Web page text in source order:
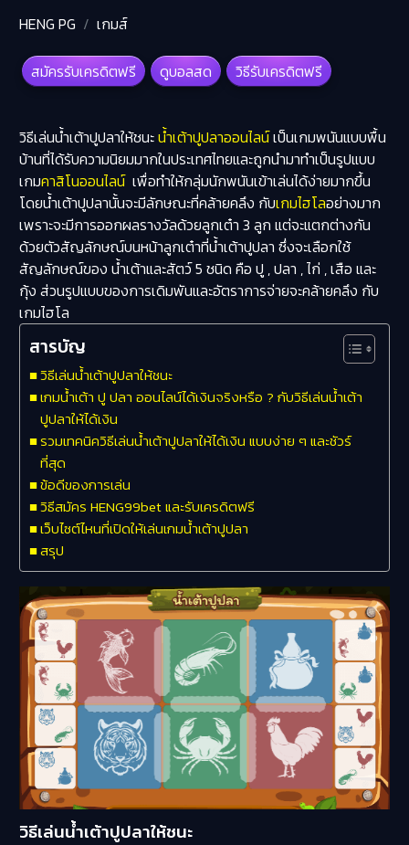
HENG PG เกมส์
สมัครรับเครดิตฟรี ดูบอลสด วิธีรับเครดิตฟรี
วิธีเล่นน้ำเต้าปูปลาให้ชนะน้ำเต้าปูปลาออนไลน์เป็นเกมพนันแบบพื้น
บ้านที่ได้รับความนิยมมากในประเทศไทยและถูกนำมาทำเป็นรูปแบบ
เกมคาสิโนออนไลน์เพื่อทำให้กลุ่มนักพนันเข้าเล่นได้ง่ายมากขึ้น
โดยน้ำเต้าปูปลานั้นจะมีลักษณะที่คล้ายคลึง กับเกมไฮโลอย่างมาก
เพราะจะมีการออกผลรางวัลด้วยลูกเต๋า 3 ลูก แต่จะแตกต่างกัน
ด้วยตัวสัญลักษณ์บนหน้าลูกเต๋าที่น้ำเต้าปูปลา ซึ่งจะเลือกใช้
สัญลักษณ์ของ น้ำเต้าและสัตว์ 5 ชนิด คือ ปู , ปลา , ไก่ , เสือ และ
กุ้ง ส่วนรูปแบบของการเดิมพันและอัตราการจ่ายจะคล้ายคลึง กับ
เกมไฮโล
สารบัญ
วิธีเล่นน้ำเต้าปูปลาให้ชนะ
เกมน้ำเต้า ปู ปลา ออนไลน์ได้เงินจริงหรือ ? กับวิธีเล่นน้ำเต้า
ปูปลาให้ได้เงิน
รวมเทคนิควิธีเล่นน้ำเต้าปูปลาให้ได้เงิน แบบง่าย ๆ และชัวร์
ที่สุด
ข้อดีของการเล่น
วิธีสมัคร HENG99bet และรับเครดิตฟรี
เว็บไซต์ไหนที่เปิดให้เล่นเกมน้ำเต้าปูปลา
สรุป
วิธีเล่นน้ำเต้าปูปลาให้ชนะ